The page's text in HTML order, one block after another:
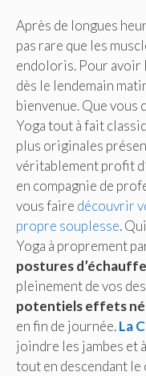
Après de longues
pas rare que les
endoloris. Pour avoir
dès le lendemain
bienvenue. Que vous
Yoga tout à fait
plus originales
véritablement profit
en compagnie de
vous faire découvrir
propre souplesse.
Yoga à proprement
postures
pleinement de vos
potentiels effets
en fin de journée.La
joindre les jambes et
tout en descendant le